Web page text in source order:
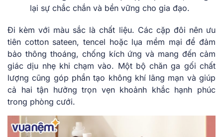
lại sự chắc chắn và bền vững cho gia đạo.
Đi kèm với màu sắc là chất liệu. Các cặp đôi nên ưu
tiên cotton sateen, tencel hoặc lụa mềm mại để đảm
bảo thông thoáng, chống kích ứng và mang đến cảm
giác dịu nhẹ khi chạm vào. Một bộ chăn ga gối chất
lượng cũng góp phần tạo không khí lãng mạn và giúp
cả hai tận hưởng trọn vẹn khoảnh khắc hạnh phúc
trong phòng cưới.